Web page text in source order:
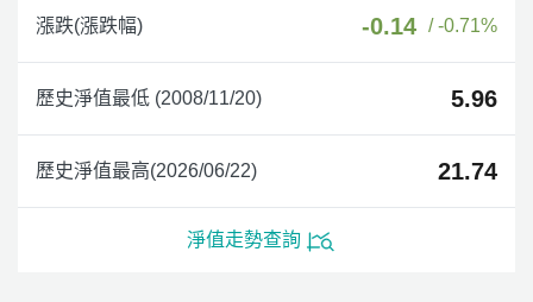
漲跌(漲跌幅) -0.14 / -0.71%
歷史淨值最低 (2008/11/20) 5.96
歷史淨值最高(2026/06/22) 21.74
淨值走勢查詢